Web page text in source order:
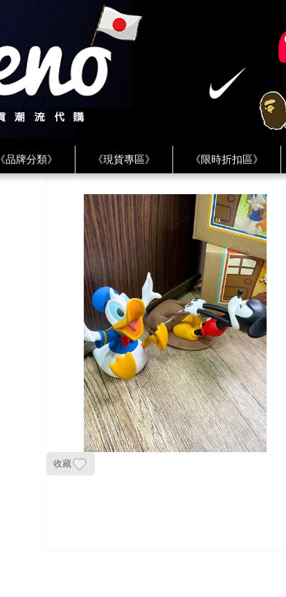
《品牌分類》 《現貨專區》 《限時折扣區》
★ LINE 客服 ★ ★ Instagram ★ ★
收藏